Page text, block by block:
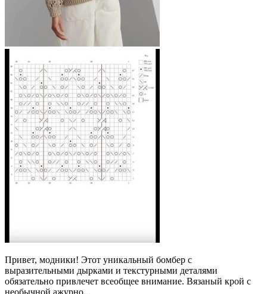
Привет, модники! Этот уникальный бомбер с
выразительными дырками и текстурными деталями
обязательно привлечет всеобщее внимание. Вязаный крой с
необычной ажурно...